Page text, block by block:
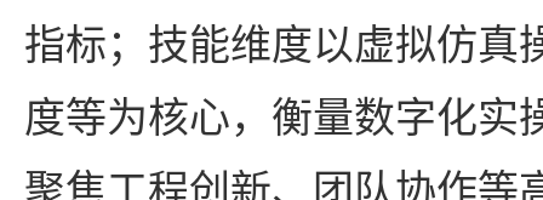
指标；技能维度以虚拟仿真
度等为核心，衡量数字化实